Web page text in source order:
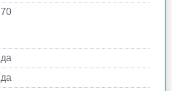
70
да
да